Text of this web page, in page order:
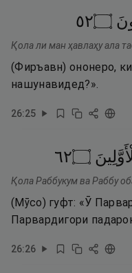
۝٢٥
Қола ли ман ҳавлаҳу ала
(Фиръавн) ононеро,
нашунавидед?».
26:25
۝٢٦
Қола Раббукум ва Раббу
(Мӯсо) гуфт: «Ӯ
Парвардигори
26:26